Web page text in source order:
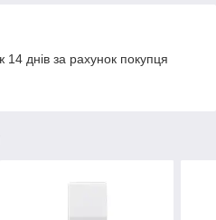
днів за рахунок покупця